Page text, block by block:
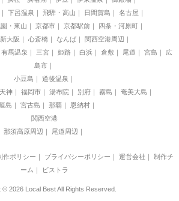
下呂温泉 飛騨・高山 日間賀島
名古屋
・東山 京都市 京都駅前
四条・河原町
新大阪 心斎橋 なんば
関西空港周辺
有馬温泉 三宮 姫路 白浜 倉敷 尾道 宮島
広
島市
小豆島
道後温泉
天神 福岡市 湯布院 別府 霧島
奄美大島
島
宮古島 那覇
恩納村
関西空港
那須高原周辺
尾道周辺
作ポリシー ｜ プライバシーポリシー ｜ 運営会社 ｜ 制作チ
ーム ｜ ビストラ
© 2026 Local Best All Rights Reserved.